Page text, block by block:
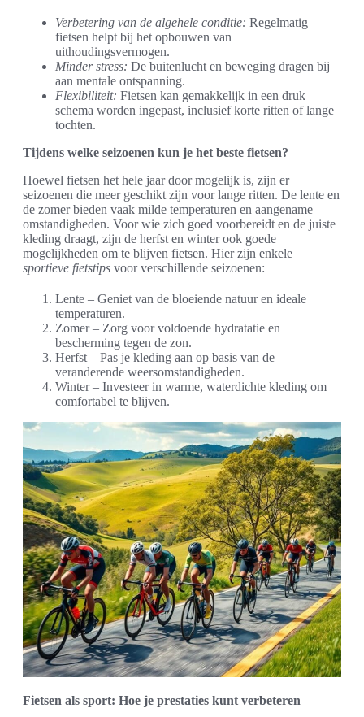
Verbetering van de algehele conditie: Regelmatig
fietsen helpt bij het opbouwen van
uithoudingsvermogen.
Minder stress: De buitenlucht en beweging dragen bij
aan mentale ontspanning.
Flexibiliteit: Fietsen kan gemakkelijk in een druk
schema worden ingepast, inclusief korte ritten of lange
tochten.
Tijdens welke seizoenen kun je het beste fietsen?
Hoewel fietsen het hele jaar door mogelijk is, zijn er
seizoenen die meer geschikt zijn voor lange ritten. De lente en
de zomer bieden vaak milde temperaturen en aangename
omstandigheden. Voor wie zich goed voorbereidt en de juiste
kleding draagt, zijn de herfst en winter ook goede
mogelijkheden om te blijven fietsen. Hier zijn enkele
sportieve fietstips voor verschillende seizoenen:
Lente – Geniet van de bloeiende natuur en ideale
temperaturen.
Zomer – Zorg voor voldoende hydratatie en
bescherming tegen de zon.
Herfst – Pas je kleding aan op basis van de
veranderende weersomstandigheden.
Winter – Investeer in warme, waterdichte kleding om
comfortabel te blijven.
Fietsen als sport: Hoe je prestaties kunt verbeteren